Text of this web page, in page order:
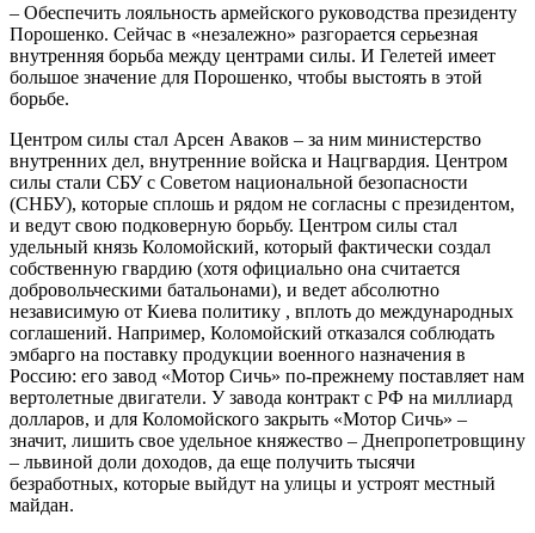
– Обеспечить лояльность армейского руководства президенту
Порошенко. Сейчас в «незалежно» разгорается серьезная
внутренняя борьба между центрами силы. И Гелетей имеет
большое значение для Порошенко, чтобы выстоять в этой
борьбе.
Центром силы стал Арсен Аваков – за ним министерство
внутренних дел, внутренние войска и Нацгвардия. Центром
силы стали СБУ с Советом национальной безопасности
(СНБУ), которые сплошь и рядом не согласны с президентом,
и ведут свою подковерную борьбу. Центром силы стал
удельный князь Коломойский, который фактически создал
собственную гвардию (хотя официально она считается
добровольческими батальонами), и ведет абсолютно
независимую от Киева политику , вплоть до международных
соглашений. Например, Коломойский отказался соблюдать
эмбарго на поставку продукции военного назначения в
Россию: его завод «Мотор Сичь» по-прежнему поставляет нам
вертолетные двигатели. У завода контракт с РФ на миллиард
долларов, и для Коломойского закрыть «Мотор Сичь» –
значит, лишить свое удельное княжество – Днепропетровщину
– львиной доли доходов, да еще получить тысячи
безработных, которые выйдут на улицы и устроят местный
майдан.